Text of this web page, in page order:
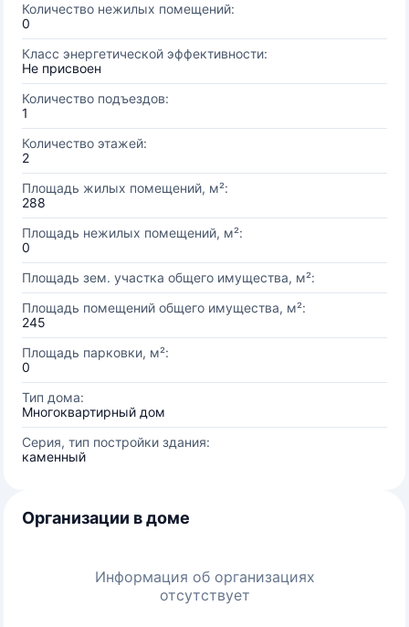
Количество нежилых помещений:
0
Класс энергетической эффективности:
Не присвоен
Количество подъездов:
1
Количество этажей:
2
Площадь жилых помещений, м²:
288
Площадь нежилых помещений, м²:
0
Площадь зем. участка общего имущества, м²:
Площадь помещений общего имущества, м²:
245
Площадь парковки, м²:
0
Тип дома:
Многоквартирный дом
Серия, тип постройки здания:
каменный
Организации в доме
Информация об организациях
отсутствует